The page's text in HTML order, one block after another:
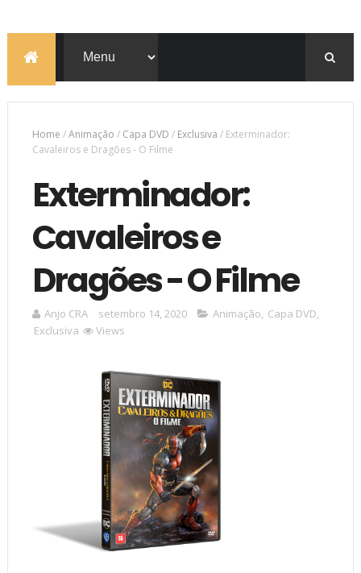
Home /Animação / Capa DVD / Exclusiva / Exterminador:
Cavaleiros e Dragões - O Filme
Exterminador:
Cavaleiros e
Dragões - O Filme
Anjo CRA setembro 14, 2020 Animação, Capa DVD,
Exclusiva
Views